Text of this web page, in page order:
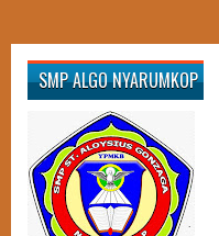
SMP ALGO NYARUMKOP